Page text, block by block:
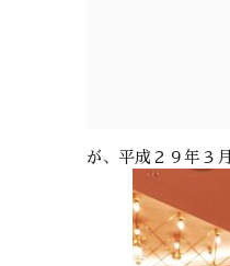
が、平成２９年３